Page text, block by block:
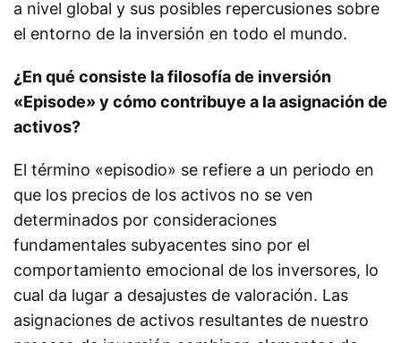
a nivel global y sus posibles repercusiones sobre
el entorno de la inversión en todo el mundo.
¿En qué consiste la filosofía de inversión
«Episode» y cómo contribuye a la asignación de
activos?
El término «episodio» se refiere a un periodo en
que los precios de los activos no se ven
determinados por consideraciones
fundamentales subyacentes sino por el
comportamiento emocional de los inversores, lo
cual da lugar a desajustes de valoración. Las
asignaciones de activos resultantes de nuestro